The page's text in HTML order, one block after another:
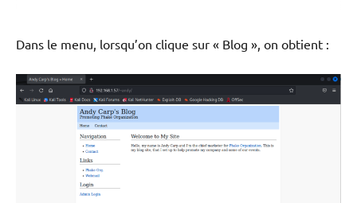
Dans le menu, lorsqu’on clique sur « Blog », on obtient :